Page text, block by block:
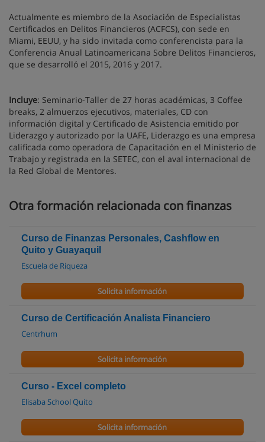
Actualmente es miembro de la Asociación de Especialistas
Certificados en Delitos Financieros (ACFCS), con sede en
Miami, EEUU, y ha sido invitada como conferencista para la
Conferencia Anual Latinoamericana Sobre Delitos Financieros,
que se desarrolló el 2015, 2016 y 2017.
Incluye: Seminario-Taller de 27 horas académicas, 3 Coffee
breaks, 2 almuerzos ejecutivos, materiales, CD con
información digital y Certificado de Asistencia emitido por
Liderazgo y autorizado por la UAFE, Liderazgo es una empresa
calificada como operadora de Capacitación en el Ministerio de
Trabajo y registrada en la SETEC, con el aval internacional de
la Red Global de Mentores.
Otra formación relacionada con finanzas
Curso de Finanzas Personales, Cashflow en
Quito y Guayaquil
Escuela de Riqueza
Solicita información
Curso de Certificación Analista Financiero
Centrhum
Solicita información
Curso - Excel completo
Elisaba School Quito
Solicita información